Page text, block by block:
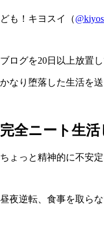
ども！キヨスイ（
ブログを20日以上放置
かなり堕落した生活を
完全ニート生活
ちょっと精神的に不安
昼夜逆転、食事を取ら